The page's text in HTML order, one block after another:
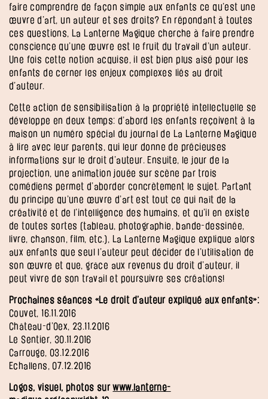
faire comprendre de façon simple aux enfants ce qu’est une
œuvre d’art, un auteur et ses droits? En répondant à toutes
ces questions, La Lanterne Magique cherche à faire prendre
conscience qu’une œuvre est le fruit du travail d’un auteur.
Une fois cette notion acquise, il est bien plus aisé pour les
enfants de cerner les enjeux complexes liés au droit
d’auteur.
Cette action de sensibilisation à la propriété intellectuelle se
développe en deux temps: d’abord les enfants reçoivent à la
maison un numéro spécial du journal de La Lanterne Magique
à lire avec leur parents, qui leur donne de précieuses
informations sur le droit d’auteur. Ensuite, le jour de la
projection, une animation jouée sur scène par trois
comédiens permet d’aborder concrètement le sujet. Partant
du principe qu’une œuvre d’art est tout ce qui naît de la
créativité et de l’intelligence des humains, et qu’il en existe
de toutes sortes (tableau, photographie, bande-dessinée,
livre, chanson, film, etc.), La Lanterne Magique explique alors
aux enfants que seul l’auteur peut décider de l’utilisation de
son œuvre et que, grâce aux revenus du droit d’auteur, il
peut vivre de son travail et poursuivre ses créations!
Prochaines séances «Le droit d’auteur expliqué aux enfants»:
Couvet, 16.11.2016
Château-d’Oex, 23.11.2016
Le Sentier, 30.11.2016
Carrouge, 03.12.2016
Echallens, 07.12.2016
Logos, visuel, photos surwww.lanterne-